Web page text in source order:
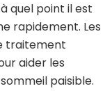
quel point il est
rapidement. Les
traitement
aider les
paisible.